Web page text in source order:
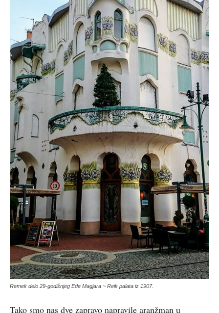
Remek delo 29-godišnjeg Ede Magjara ~ Reik palata iz 1907.
Tako smo nas dve zapravo napravile aranžman u